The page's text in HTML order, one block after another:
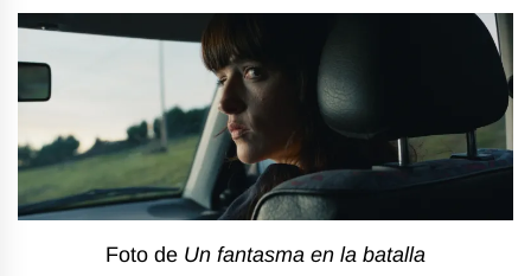
Foto de Un fantasma en la batalla